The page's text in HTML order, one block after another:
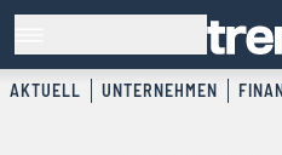
AKTUELL UNTERNEHMEN